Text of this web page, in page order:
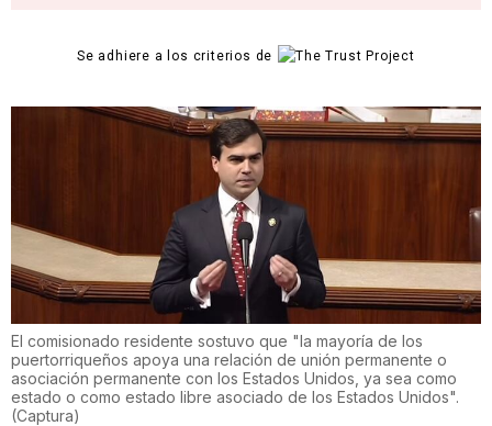
Se adhiere a los criterios de
El comisionado residente sostuvo que "la mayoría de los
puertorriqueños apoya una relación de unión permanente o
asociación permanente con los Estados Unidos, ya sea como
estado o como estado libre asociado de los Estados Unidos".
(Captura)